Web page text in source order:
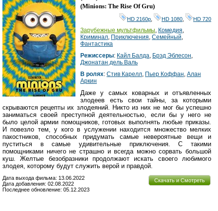
(Minions: The Rise Of Gru)
HD 2160р HD 1080 HD 720
Зарубежные мультфильмы, Комедия,
Криминал, Приключения, Семейный,
Фантастика
Режиссеры: Кайл Балда, Брэд Эблесон,
Джонатан дель Валь
В ролях: Стив Карелл, Пьер Коффан, Алан
Аркин
Даже у самых коварных и отъявленных
злодеев есть свои тайны, за которыми
скрываются рецепты их злодеяний. Никто из них не мог бы успешно
заниматься своей преступной деятельностью, если бы у него не
было целой армии помощников, готовых выполнять любые приказы.
И повезло тем, у кого в услужении находится множество мелких
пакостников, способных придумать самые невероятные вещи и
пуститься в самые удивительные приключения. С такими
помощниками ничего не страшно и всегда можно сорвать большой
куш. Желтые безобразники продолжают искать своего любимого
злодея, которому будут служить верой и правдой.
Скачать и Смотреть
Дата выхода фильма: 13.06.2022
Дата добавления: 02.08.2022
Последнее обновление: 05.12.2023